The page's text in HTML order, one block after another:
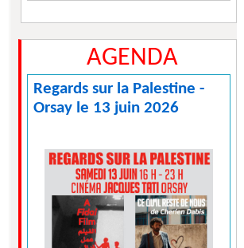
AGENDA
Regards sur la Palestine -
Orsay le 13 juin 2026